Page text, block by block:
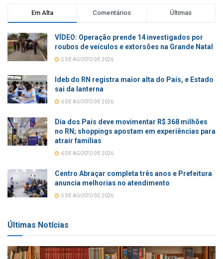
Em Alta Comentários Últimas
VÍDEO: Operação prende 14 investigados por
roubos de veículos e extorsões na Grande Natal
5 DE AGOSTO DE 2026
Ideb do RN registra maior alta do País, e Estado
sai da lanterna
6 DE AGOSTO DE 2026
Dia dos Pais deve movimentar R$ 368 milhões
no RN; shoppings apostam em experiências para
atrair famílias
6 DE AGOSTO DE 2026
Centro Abraçar completa três anos e Prefeitura
anuncia melhorias no atendimento
5 DE AGOSTO DE 2026
Últimas Notícias